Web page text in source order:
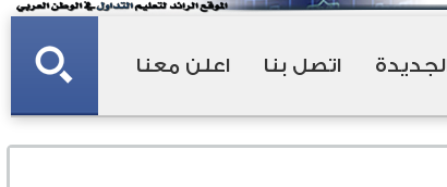
اتصل بنا اعلن معنا